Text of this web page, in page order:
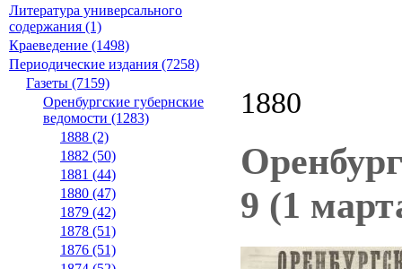
Литература универсального
содержания (1)
Краеведение (1498)
Периодические издания (7258)
Газеты (7159)
Оренбургские губернские
ведомости (1283)
1888 (2)
1882 (50)
1881 (44)
1880 (47)
1879 (42)
1878 (51)
1876 (51)
1880
9 (1